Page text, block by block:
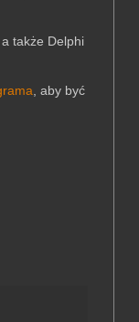
także Delphi
, aby być